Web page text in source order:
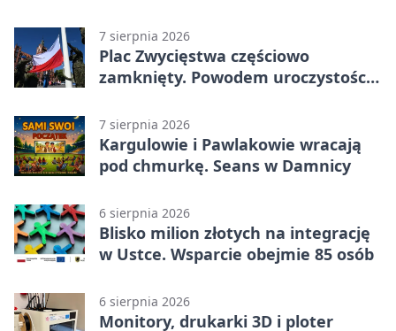
7 sierpnia 2026
Plac Zwycięstwa częściowo
zamknięty. Powodem uroczystości
7 sierpnia 2026
Kargulowie i Pawlakowie wracają
pod chmurkę. Seans w Damnicy
6 sierpnia 2026
Blisko milion złotych na integrację
w Ustce. Wsparcie obejmie 85 osób
6 sierpnia 2026
Monitory, drukarki 3D i ploter